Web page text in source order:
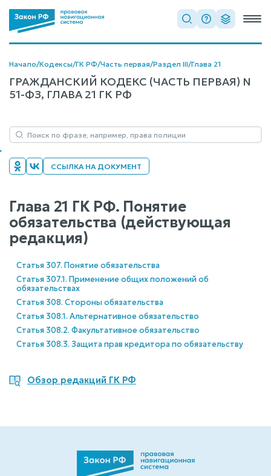
Начало/Кодексы/ГК РФ/Часть первая/Раздел III/Глава 21
ГРАЖДАНСКИЙ КОДЕКС (ЧАСТЬ ПЕРВАЯ) N
51-ФЗ, ГЛАВА 21 ГК РФ
ССЫЛКА НА ДОКУМЕНТ
Глава 21 ГК РФ. Понятие
обязательства (действующая
редакция)
Статья 307. Понятие обязательства
Статья 307.1. Применение общих положений об
обязательствах
Статья 308. Стороны обязательства
Статья 308.1. Альтернативное обязательство
Статья 308.2. Факультативное обязательство
Статья 308.3. Защита прав кредитора по обязательству
Обзор редакций ГК РФ